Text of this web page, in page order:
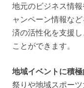
地元のビジネス情
ャンペーン情報な
済の活性化を支援
ことができます。
地域イベントに積
祭りや地域スポー